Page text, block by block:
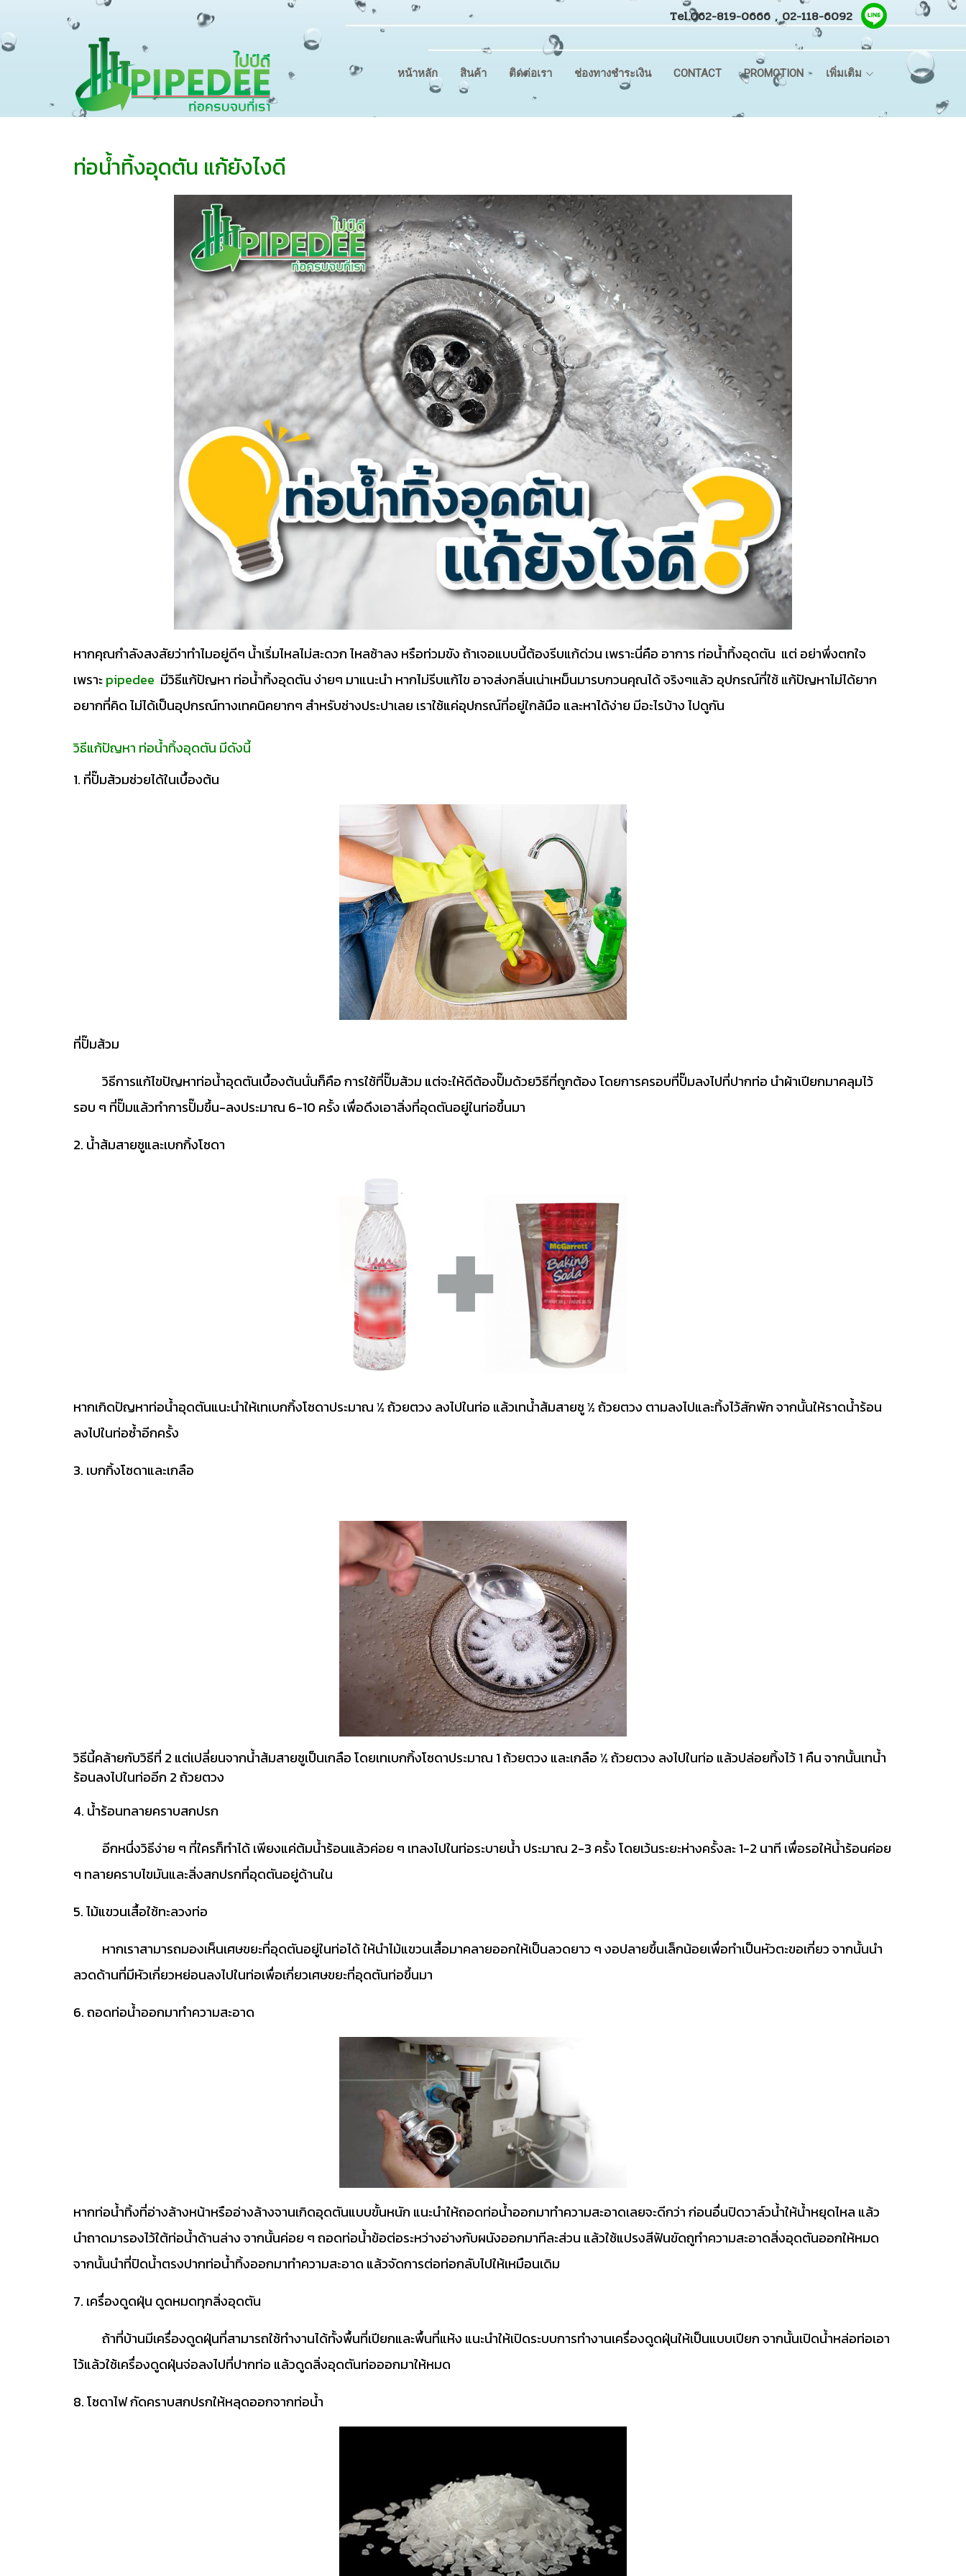
Tel.062-819-0666 , 02-118-6092
หน้าหลัก สินค้า ติดต่อเรา ช่องทางชำระเงิน CONTACT PROMOTION เพิ่มเติม
ท่อน้ำทิ้งอุดตัน แก้ยังไงดี
หากคุณกำลังสงสัยว่าทำไมอยู่ดีๆ น้ำเริ่มไหลไม่สะดวก ไหลช้าลง หรือท่วมขัง ถ้าเจอแบบนี้ต้องรีบแก้ด่วน เพราะนี่คือ อาการ ท่อน้ำทิ้งอุดตัน แต่ อย่าพึ่งตกใจ
เพราะpipedee มีวิธีแก้ปัญหา ท่อน้ำทิ้งอุดตัน ง่ายๆ มาแนะนำ หากไม่รีบแก้ไข อาจส่งกลิ่นเน่าเหม็นมารบกวนคุณได้ จริงๆแล้ว อุปกรณ์ที่ใช้ แก้ปัญหาไม่ได้ยาก
อยากที่คิด ไม่ได้เป็นอุปกรณ์ทางเทคนิคยากๆ สำหรับช่างประปาเลย เราใช้แค่อุปกรณ์ที่อยู่ใกล้มือ และหาได้ง่าย มีอะไรบ้าง ไปดูกัน
วิธีแก้ปัญหา ท่อน้ำทิ้งอุดตัน มีดังนี้
1. ที่ปั๊มส้วมช่วยได้ในเบื้องต้น
ที่ปั๊มส้วม
วิธีการแก้ไขปัญหาท่อน้ำอุดตันเบื้องต้นนั่นก็คือ การใช้ที่ปั๊มส้วม แต่จะให้ดีต้องปั๊มด้วยวิธีที่ถูกต้อง โดยการครอบที่ปั๊มลงไปที่ปากท่อ นำผ้าเปียกมาคลุมไว้
รอบ ๆ ที่ปั๊มแล้วทำการปั๊มขึ้น-ลงประมาณ 6-10 ครั้ง เพื่อดึงเอาสิ่งที่อุดตันอยู่ในท่อขึ้นมา
2. น้ำส้มสายชูและเบกกิ้งโซดา
หากเกิดปัญหาท่อน้ำอุดตันแนะนำให้เทเบกกิ้งโซดาประมาณ ½ ถ้วยตวง ลงไปในท่อ แล้วเทน้ำส้มสายชู ½ ถ้วยตวง ตามลงไปและทิ้งไว้สักพัก จากนั้นให้ราดน้ำร้อน
ลงไปในท่อซ้ำอีกครั้ง
3. เบกกิ้งโซดาและเกลือ
วิธีนี้คล้ายกับวิธีที่ 2 แต่เปลี่ยนจากน้ำส้มสายชูเป็นเกลือ โดยเทเบกกิ้งโซดาประมาณ 1 ถ้วยตวง และเกลือ ½ ถ้วยตวง ลงไปในท่อ แล้วปล่อยทิ้งไว้ 1 คืน จากนั้นเทน้ำ
ร้อนลงไปในท่ออีก 2 ถ้วยตวง
4. น้ำร้อนทลายคราบสกปรก
อีกหนึ่งวิธีง่าย ๆ ที่ใครก็ทำได้ เพียงแค่ต้มน้ำร้อนแล้วค่อย ๆ เทลงไปในท่อระบายน้ำ ประมาณ 2-3 ครั้ง โดยเว้นระยะห่างครั้งละ 1-2 นาที เพื่อรอให้น้ำร้อนค่อย
ๆ ทลายคราบไขมันและสิ่งสกปรกที่อุดตันอยู่ด้านใน
5. ไม้แขวนเสื้อใช้ทะลวงท่อ
หากเราสามารถมองเห็นเศษขยะที่อุดตันอยู่ในท่อได้ ให้นำไม้แขวนเสื้อมาคลายออกให้เป็นลวดยาว ๆ งอปลายขึ้นเล็กน้อยเพื่อทำเป็นหัวตะขอเกี่ยว จากนั้นนำ
ลวดด้านที่มีหัวเกี่ยวหย่อนลงไปในท่อเพื่อเกี่ยวเศษขยะที่อุดตันท่อขึ้นมา
6. ถอดท่อน้ำออกมาทำความสะอาด
หากท่อน้ำทิ้งที่อ่างล้างหน้าหรืออ่างล้างจานเกิดอุดตันแบบขั้นหนัก แนะนำให้ถอดท่อน้ำออกมาทำความสะอาดเลยจะดีกว่า ก่อนอื่นปิดวาล์วน้ำให้น้ำหยุดไหล แล้ว
นำถาดมารองไว้ใต้ท่อน้ำด้านล่าง จากนั้นค่อย ๆ ถอดท่อน้ำข้อต่อระหว่างอ่างกับผนังออกมาทีละส่วน แล้วใช้แปรงสีฟันขัดถูทำความสะอาดสิ่งอุดตันออกให้หมด
จากนั้นนำที่ปิดน้ำตรงปากท่อน้ำทิ้งออกมาทำความสะอาด แล้วจัดการต่อท่อกลับไปให้เหมือนเดิม
7. เครื่องดูดฝุ่น ดูดหมดทุกสิ่งอุดตัน
ถ้าที่บ้านมีเครื่องดูดฝุ่นที่สามารถใช้ทำงานได้ทั้งพื้นที่เปียกและพื้นที่แห้ง แนะนำให้เปิดระบบการทำงานเครื่องดูดฝุ่นให้เป็นแบบเปียก จากนั้นเปิดน้ำหล่อท่อเอา
ไว้แล้วใช้เครื่องดูดฝุ่นจ่อลงไปที่ปากท่อ แล้วดูดสิ่งอุดตันท่อออกมาให้หมด
8. โซดาไฟ กัดคราบสกปรกให้หลุดออกจากท่อน้ำ